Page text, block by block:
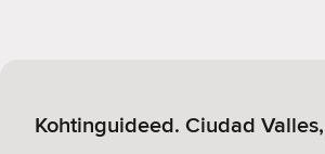
Kohtinguideed. Ciudad